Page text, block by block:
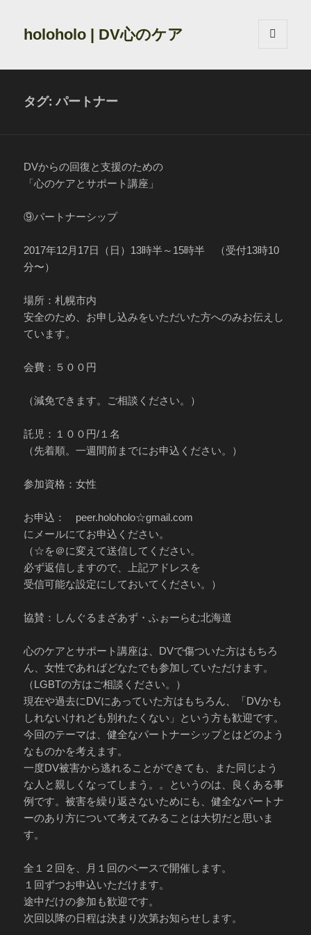
holoholo | DV心のケア
ーとウ
タグ:パートナー
DVからの回復と支援のための
「心のケアとサポート講座」
⑨パートナーシップ
2017年12月17日（日）13時半～15時半 （受付13時10
分〜）
場所：札幌市内
安全のため、お申し込みをいただいた方へのみお伝えし
ています。
会費：５００円
（減免できます。ご相談ください。）
託児：１００円/１名
（先着順。一週間前までにお申込ください。）
参加資格：女性
お申込： peer.holoholo☆gmail.com
にメールにてお申込ください。
（☆を＠に変えて送信してください。
必ず返信しますので、上記アドレスを
受信可能な設定にしておいてください。）
協賛：しんぐるまざあず・ふぉーらむ北海道
心のケアとサポート講座は、DVで傷ついた方はもちろ
ん、女性であればどなたでも参加していただけます。
（LGBTの方はご相談ください。）
現在や過去にDVにあっていた方はもちろん、「DVかも
しれないけれども別れたくない」という方も歓迎です。
今回のテーマは、健全なパートナーシップとはどのよう
なものかを考えます。
一度DV被害から逃れることができても、また同じよう
な人と親しくなってしまう。。というのは、良くある事
例です。被害を繰り返さないためにも、健全なパートナ
ーのあり方について考えてみることは大切だと思いま
す。
全１２回を、月１回のペースで開催します。
１回ずつお申込いただけます。
途中だけの参加も歓迎です。
次回以降の日程は決まり次第お知らせします。